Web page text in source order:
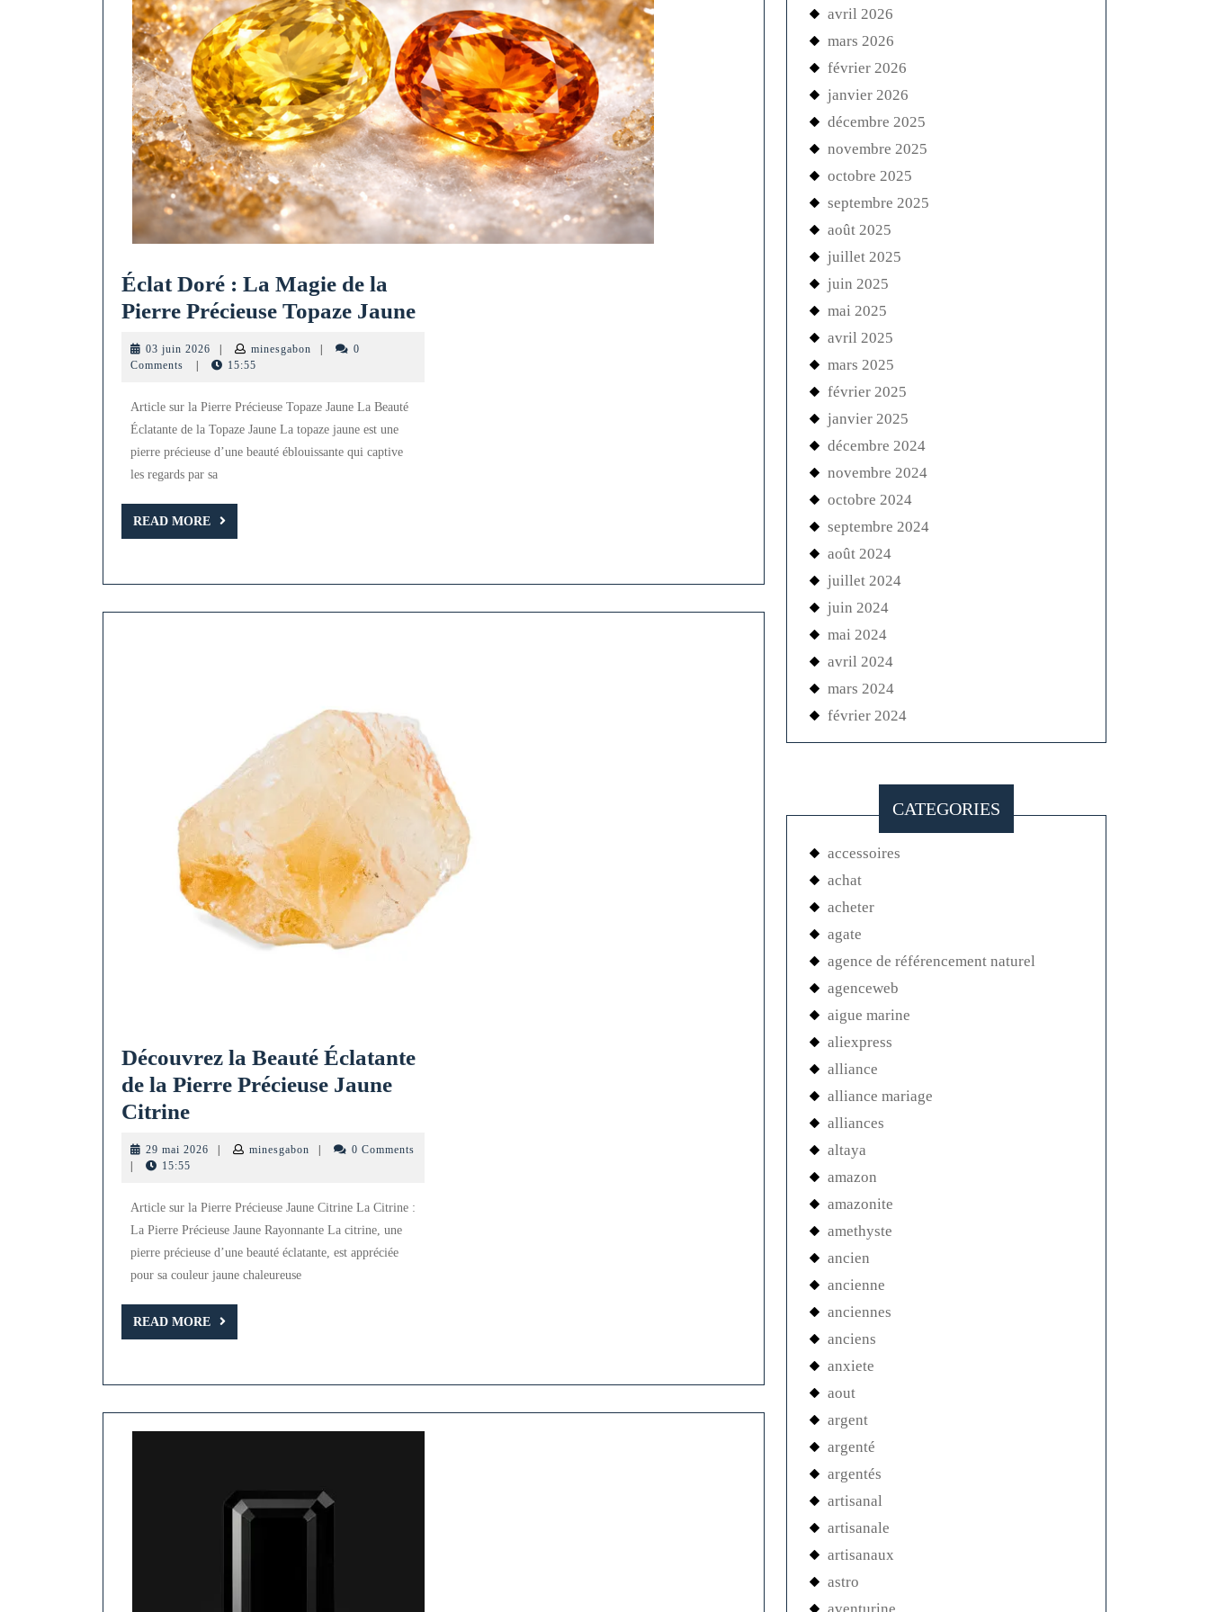
Éclat Doré : La Magie de la
Pierre Précieuse Topaze JauneÉclat
Jaune
03 juin 2026 03
juin
| minesgabon minesgabon
|
0
Comments
| 15:55
Article sur la Pierre Précieuse Topaze Jaune La Beauté
Éclatante de la Topaze Jaune La topaze jaune est une
pierre précieuse d’une beauté éblouissante qui captive
les regards par sa
READ MORE
READ
MORE
Découvrez la Beauté Éclatante
de la Pierre Précieuse Jaune
CitrineDécouvrez
Beauté
de
la
Pierre
Précieuse
Jaune
29 mai 2026 29| minesgabon minesgabon
|
0 Comments
|
15:55
Article sur la Pierre Précieuse Jaune Citrine La Citrine :
La Pierre Précieuse Jaune Rayonnante La citrine, une
pierre précieuse d’une beauté éclatante, est appréciée
pour sa couleur jaune chaleureuse
READ MORE
READ
MORE
avril 2026
mars 2026
février 2026
janvier 2026
décembre 2025
novembre 2025
octobre 2025
septembre 2025
août 2025
juillet 2025
juin 2025
mai 2025
avril 2025
mars 2025
février 2025
janvier 2025
décembre 2024
novembre 2024
octobre 2024
septembre 2024
août 2024
juillet 2024
juin 2024
mai 2024
avril 2024
mars 2024
février 2024
CATEGORIES
accessoires
achat
acheter
agate
agence de référencement naturel
agenceweb
aigue marine
aliexpress
alliance
alliance mariage
alliances
altaya
amazon
amazonite
amethyste
ancien
ancienne
anciennes
anciens
anxiete
aout
argent
argenté
argentés
artisanal
artisanale
artisanaux
astro